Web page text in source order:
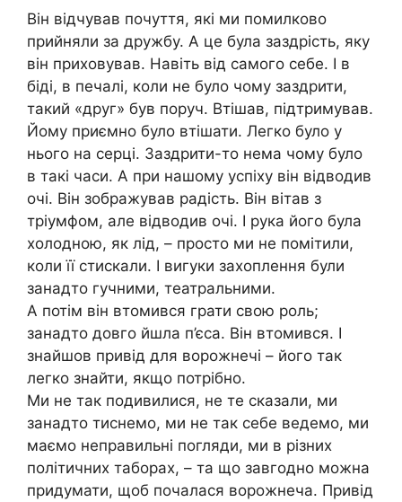
Він відчував почуття, які ми помилково
прийняли за дружбу. А це була заздрість, яку
він приховував. Навіть від самого себе. І в
біді, в печалі, коли не було чому заздрити,
такий «друг» був поруч. Втішав, підтримував.
Йому приємно було втішати. Легко було у
нього на серці. Заздрити-то нема чому було
в такі часи. А при нашому успіху він відводив
очі. Він зображував радість. Він вітав з
тріумфом, але відводив очі. І рука його була
холодною, як лід, – просто ми не помітили,
коли її стискали. І вигуки захоплення були
занадто гучними, театральними.
А потім він втомився грати свою роль;
занадто довго йшла п’єса. Він втомився. І
знайшов привід для ворожнечі – його так
легко знайти, якщо потрібно.
Ми не так подивилися, не те сказали, ми
занадто тиснемо, ми не так себе ведемо, ми
маємо неправильні погляди, ми в різних
політичних таборах, – та що завгодно можна
придумати, щоб почалася ворожнеча. Привід